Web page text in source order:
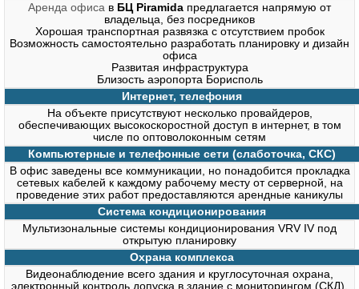
Аренда офиса в БЦ Piramida предлагается напрямую от
владельца, без посредников
Хорошая транспортная развязка с отсутствием пробок
Возможность самостоятельно разработать планировку и дизайн
офиса
Развитая инфраструктура
Близость аэропорта Борисполь
Интернет, телефония
На объекте присутствуют несколько провайдеров,
обеспечивающих высокоскоростной доступ в интернет, в том
числе по оптоволоконным сетям
Компьютерные и телефонные сети (слаботочка, СКС)
В офис заведены все коммуникации, но понадобится прокладка
сетевых кабелей к каждому рабочему месту от серверной, на
проведение этих работ предоставляются арендные каникулы
Система кондиционирования
Мультизональные системы кондиционирования VRV IV под
открытую планировку
Охрана комплекса
Видеонаблюдение всего здания и круглосуточная охрана,
электронный контроль допуска в здание с мониторингом (СКД),